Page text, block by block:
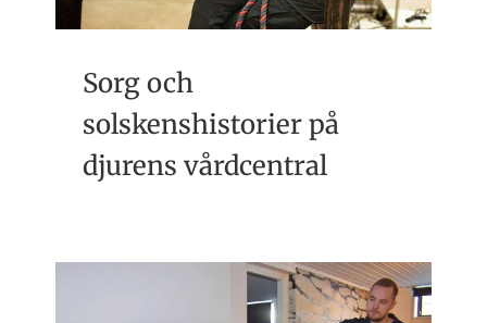
Sorg och
solskenshistorier på
djurens vårdcentral